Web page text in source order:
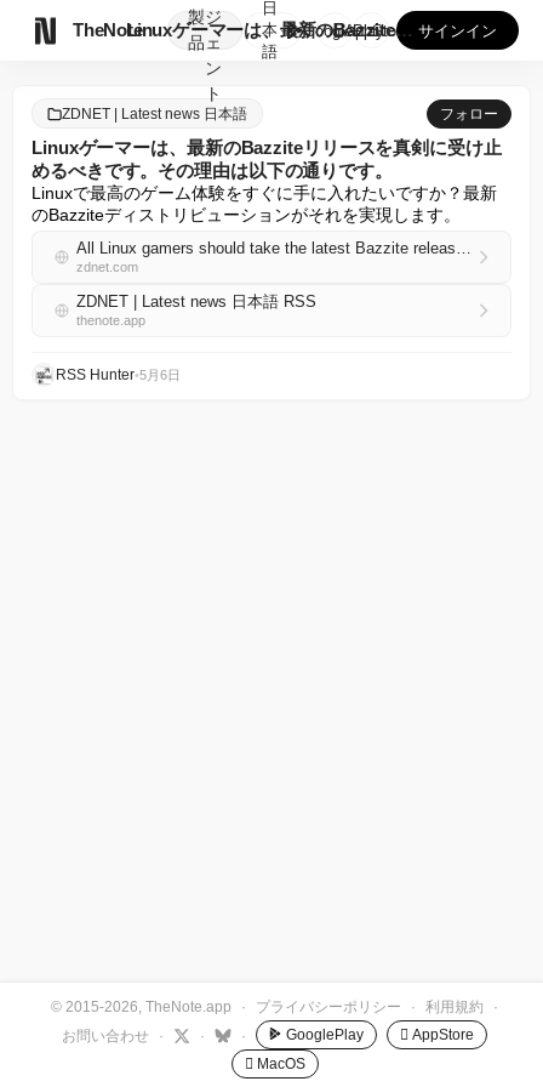
TheNote
製
品
ジ
ェ
ン
ト
Linuxゲーマーは、最新のBazziteリリースを真剣に受...
日
本
語
GooglePlay
AppStore サインイン
ZDNET | Latest news 日本語 フォロー
Linuxゲーマーは、最新のBazziteリリースを真剣に受け止
めるべきです。その理由は以下の通りです。
Linuxで最高のゲーム体験をすぐに手に入れたいですか？最新
のBazziteディストリビューションがそれを実現します。
All Linux gamers should take the latest Bazzite release seriously - here's why
zdnet.com
ZDNET | Latest news 日本語 RSS
thenote.app
RSS Hunter•5月6日
© 2015-2026, TheNote.app · プライバシーポリシー · 利用規約
·
お問い合わせ
· · · GooglePlay
 AppStore
 MacOS